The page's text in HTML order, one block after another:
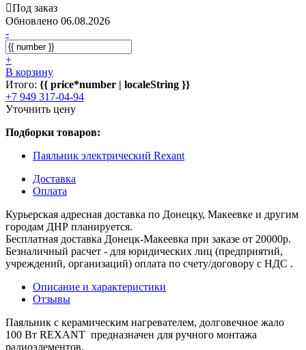
Под заказ
Обновлено 06.08.2026
-
+
В корзину
Итого: {{ price*number | localeString }}
+7 949 317-04-94
Уточнить цену
Подборки товаров:
Паяльник электрический Rexant
Доставка
Оплата
Курьерская адресная доставка по Донецку, Макеевке и другим
городам ДНР планируется.
Бесплатная доставка Донецк-Макеевка при заказе от 20000р.
Безналичный расчет - для юридических лиц (предприятий,
учреждений, организаций) оплата по счету/договору с НДС .
Описание и характеристики
Отзывы
Паяльник с керамическим нагревателем, долговечное жало
100 Вт REXANT предназначен для ручного монтажа
радиоэлементов.